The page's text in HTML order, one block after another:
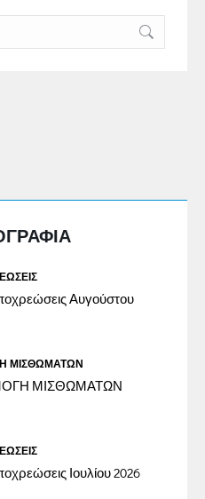
Αυγούστου
ΜΙΣΘΩΜΆΤΩΝ
ΜΙΣΘΩΜΑΤΩΝ
Ιουλίου 2026